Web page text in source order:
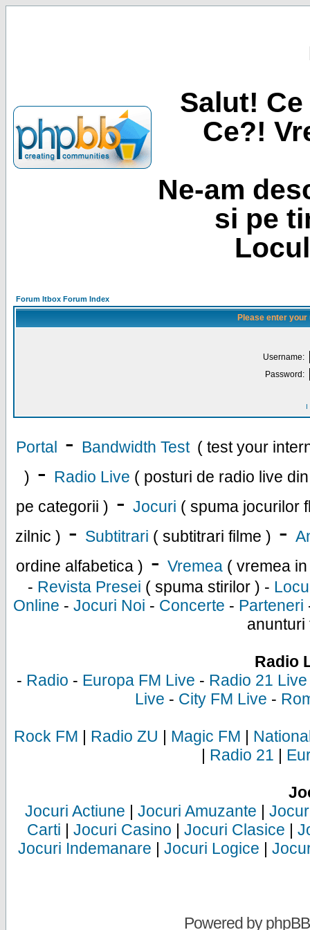
Salut!
Ce?!
Ne-am
si pe
Forum Itbox Forum Index
Please enter
Username:
Password:
I
Portal - Bandwidth Test ( test your
) - Radio Live ( posturi de radio live
pe categorii ) - Jocuri ( spuma jocurilor
zilnic ) - Subtitrari ( subtitrari filme ) -
ordine alfabetica ) - Vremea ( vremea
- Revista Presei ( spuma stirilor ) -
Online - Jocuri Noi - Concerte - Parteneri
anunturi
Radio
- Radio - Europa FM Live - Radio 21 Live
Live - City FM Live -
Rock FM | Radio ZU | Magic FM |
| Radio 21 |
Jocuri Actiune | Jocuri Amuzante |
Carti | Jocuri Casino | Jocuri Clasice |
Jocuri Indemanare | Jocuri Logice |
Powered byphpBB